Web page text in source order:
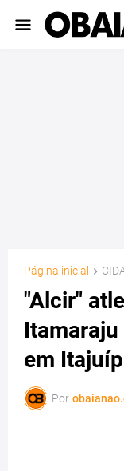
Página inicial
"Alcir"
em
Por